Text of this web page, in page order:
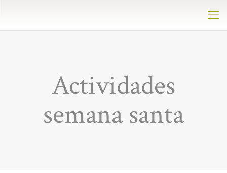
Actividades
semana santa